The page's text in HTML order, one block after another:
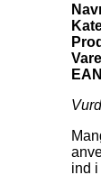
ind